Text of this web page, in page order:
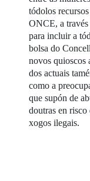
tódolos
ONCE, a través
para incluir a
bolsa do
novos quioscos
dos actuais
como a
que supón de
doutras en
xogos ilegais.